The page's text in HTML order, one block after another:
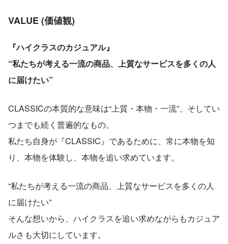
VALUE (価値観)
『ハイクラスのカジュアル』
“私たちが考える一流の商品、上質なサービスを多くの人
に届けたい”
CLASSICの本質的な意味は“上質・本物・一流”、そしてい
つまでも続く普遍的なもの。
私たち自身が『CLASSIC』であるために、常に本物を知
り、本物を体験し、本物を追い求めています。
“私たちが考える一流の商品、上質なサービスを多くの人
に届けたい”
そんな想いから、ハイクラスを追い求めながらもカジュア
ルさも大切にしています。